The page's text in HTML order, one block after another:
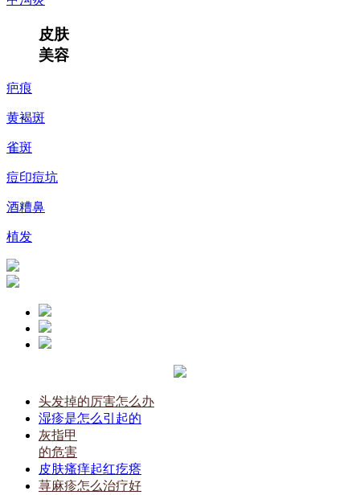
皮肤
美容
疤痕
黄褐斑
雀斑
痘印痘坑
酒糟鼻
植发
头发掉的厉害怎么办
湿疹是怎么引起的
灰指甲
的危害
皮肤瘙痒起红疙瘩
荨麻疹怎么治疗好